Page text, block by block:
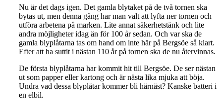
Nu är det dags igen. Det gamla blytaket på de två tornen ska
bytas ut, men denna gång har man valt att lyfta ner tornen och
utföra arbetena på marken. Lite annat säkerhetstänk och lite
andra möjligheter idag än för 100 år sedan. Och var ska de
gamla blyplåtarna tas om hand om inte här på Bergsöe så klart.
Efter att ha suttit i nästan 110 år på tornen ska de nu återvinnas.
De första blyplåtarna har kommit hit till Bergsöe. De ser nästan
ut som papper eller kartong och är nästa lika mjuka att böja.
Undra vad dessa blyplåtar kommer bli härnäst? Kanske batteri i
en elbil.